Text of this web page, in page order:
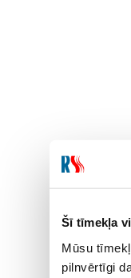
Šī tīmekļa
Mūsu
pilnvērtīgi